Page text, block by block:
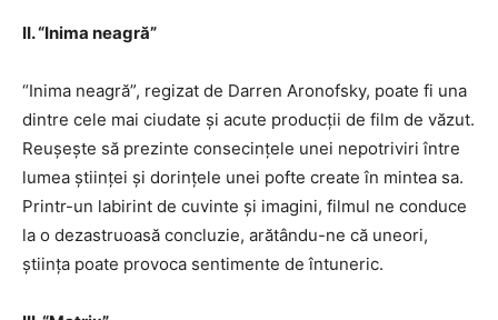
II. “Inima neagră”
“Inima neagră”, regizat de Darren Aronofsky, poate fi una
dintre cele mai ciudate și acute producții de film de văzut.
Reușește să prezinte consecințele unei nepotriviri între
lumea științei și dorințele unei pofte create în mintea sa.
Printr-un labirint de cuvinte și imagini, filmul ne conduce
la o dezastruoasă concluzie, arătându-ne că uneori,
știința poate provoca sentimente de întuneric.